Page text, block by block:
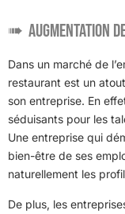
Augmentation
Dans un marché de
restaurant est un
son entreprise. En
séduisants pour les
Une entreprise qui
bien-être de ses
naturellement les
De plus, les